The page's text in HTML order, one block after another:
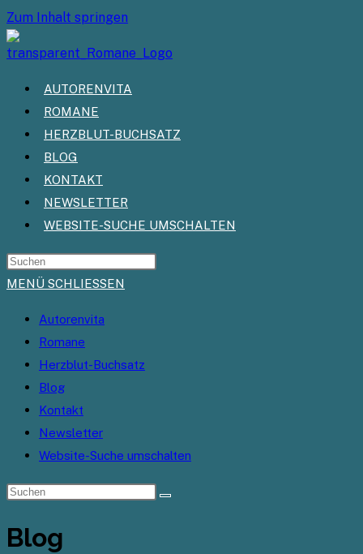
Zum Inhalt springen
AUTORENVITA
ROMANE
HERZBLUT-BUCHSATZ
BLOG
KONTAKT
NEWSLETTER
WEBSITE-SUCHE UMSCHALTEN
MENÜ SCHLIESSEN
Autorenvita
Romane
Herzblut-Buchsatz
Blog
Kontakt
Newsletter
Website-Suche umschalten
Blog